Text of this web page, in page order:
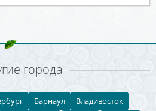
города
Барнаул
Владивосток